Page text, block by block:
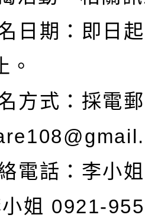
期：即日
。
式：採電郵
話：李小
姐 0921-